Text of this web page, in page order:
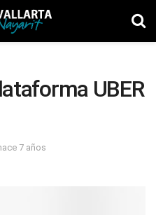
UBER
7 años